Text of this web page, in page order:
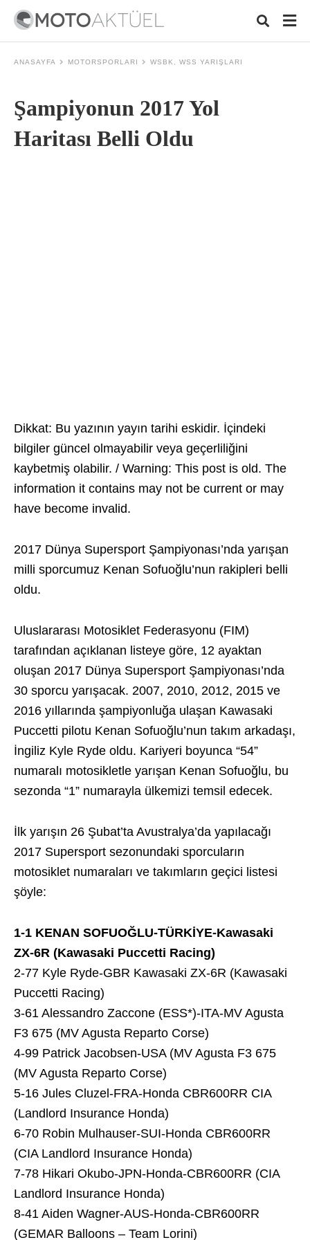
ANASAYFA MOTORSPORLARI WSBK, WSS YARIŞLARI
Şampiyonun 2017 Yol
Haritası Belli Oldu
Dikkat: Bu yazının yayın tarihi eskidir. İçindeki
bilgiler güncel olmayabilir veya geçerliliğini
kaybetmiş olabilir. / Warning: This post is old. The
information it contains may not be current or may
have become invalid.
2017 Dünya Supersport Şampiyonası’nda yarışan
milli sporcumuz Kenan Sofuoğlu’nun rakipleri belli
oldu.
Uluslararası Motosiklet Federasyonu (FIM)
tarafından açıklanan listeye göre, 12 ayaktan
oluşan 2017 Dünya Supersport Şampiyonası’nda
30 sporcu yarışacak. 2007, 2010, 2012, 2015 ve
2016 yıllarında şampiyonluğa ulaşan Kawasaki
Puccetti pilotu Kenan Sofuoğlu’nun takım arkadaşı,
İngiliz Kyle Ryde oldu. Kariyeri boyunca “54”
numaralı motosikletle yarışan Kenan Sofuoğlu, bu
sezonda “1” numarayla ülkemizi temsil edecek.
İlk yarışın 26 Şubat’ta Avustralya’da yapılacağı
2017 Supersport sezonundaki sporcuların
motosiklet numaraları ve takımların geçici listesi
şöyle:
1-1 KENAN SOFUOĞLU-TÜRKİYE-Kawasaki
ZX-6R (Kawasaki Puccetti Racing)
2-77 Kyle Ryde-GBR Kawasaki ZX-6R (Kawasaki
Puccetti Racing)
3-61 Alessandro Zaccone (ESS*)-ITA-MV Agusta
F3 675 (MV Agusta Reparto Corse)
4-99 Patrick Jacobsen-USA (MV Agusta F3 675
(MV Agusta Reparto Corse)
5-16 Jules Cluzel-FRA-Honda CBR600RR CIA
(Landlord Insurance Honda)
6-70 Robin Mulhauser-SUI-Honda CBR600RR
(CIA Landlord Insurance Honda)
7-78 Hikari Okubo-JPN-Honda-CBR600RR (CIA
Landlord Insurance Honda)
8-41 Aiden Wagner-AUS-Honda-CBR600RR
(GEMAR Balloons – Team Lorini)